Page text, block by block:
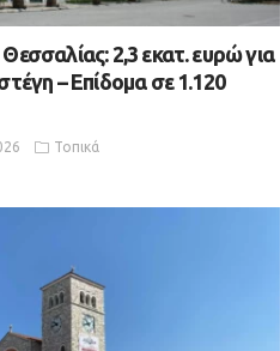
2,3 εκατ. ευρώ για
– Επίδομα σε 1.120
Τοπικά